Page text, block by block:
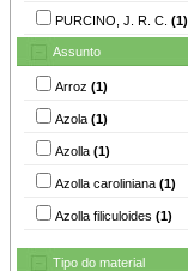
PURCINO, J. R. C. (1)
Assunto
Arroz (1)
Azola (1)
Azolla (1)
Azolla caroliniana (1)
Azolla filiculoides (1)
Tipo do material